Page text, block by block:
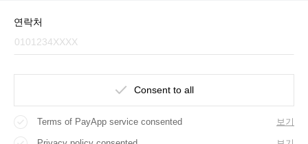
연락처
Consent to all
Terms of PayApp service consented 보기